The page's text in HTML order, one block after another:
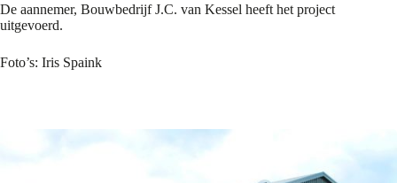
De aannemer, Bouwbedrijf J.C. van Kessel heeft het project
uitgevoerd.
Foto’s: Iris Spaink